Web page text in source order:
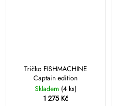
Tričko FISHMACHINE
Captain edition
Skladem (4 ks)
1 275 Kč